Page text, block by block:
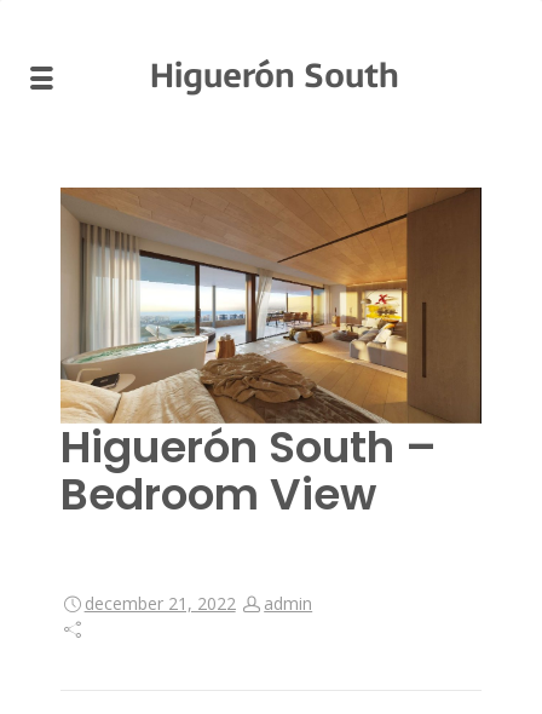
Higuerón South
Higuerón South –
Bedroom View
december 21, 2022 admin